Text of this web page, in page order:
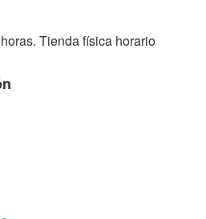
Tienda física horario